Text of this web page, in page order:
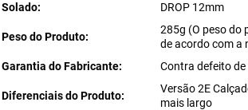
Solado
DROP 12mm
Peso do Produto
285g (O peso do
de acordo com a
Garantia do Fabricante
Contra defeito
Diferenciais do Produto
Versão 2E
mais largo